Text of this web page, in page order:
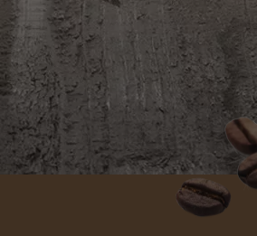
die gewählten Cookie-Einstellungen.